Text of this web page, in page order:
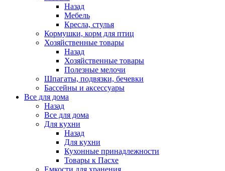
Назад
Мебель
Кресла, стулья
Кормушки, корм для птиц
Хозяйственные товары
Назад
Хозяйственные товары
Полезные мелочи
Шпагаты, подвязки, бечевки
Бассейны и аксессуары
Все для дома
Назад
Все для дома
Для кухни
Назад
Для кухни
Кухонные принадлежности
Товары к Пасхе
Емкости для хранения